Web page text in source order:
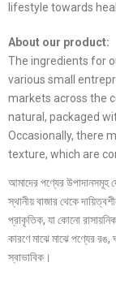
lifestyle towards
About our product:
The ingredients for
various small
markets across the
natural, packaged
Occasionally, there
texture, which are
আমাদের পণ্যের উপাদানসমূহ
স্থানীয় বাজার থেকে
প্রাকৃতিক, যা কোনো
কারণে মাঝে মাঝে পণ্যের রঙ,
স্বাভাবিক।